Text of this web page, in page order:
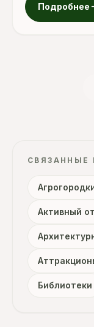
Подробнее
СВЯЗАННЫЕ
Активный
Библиотеки